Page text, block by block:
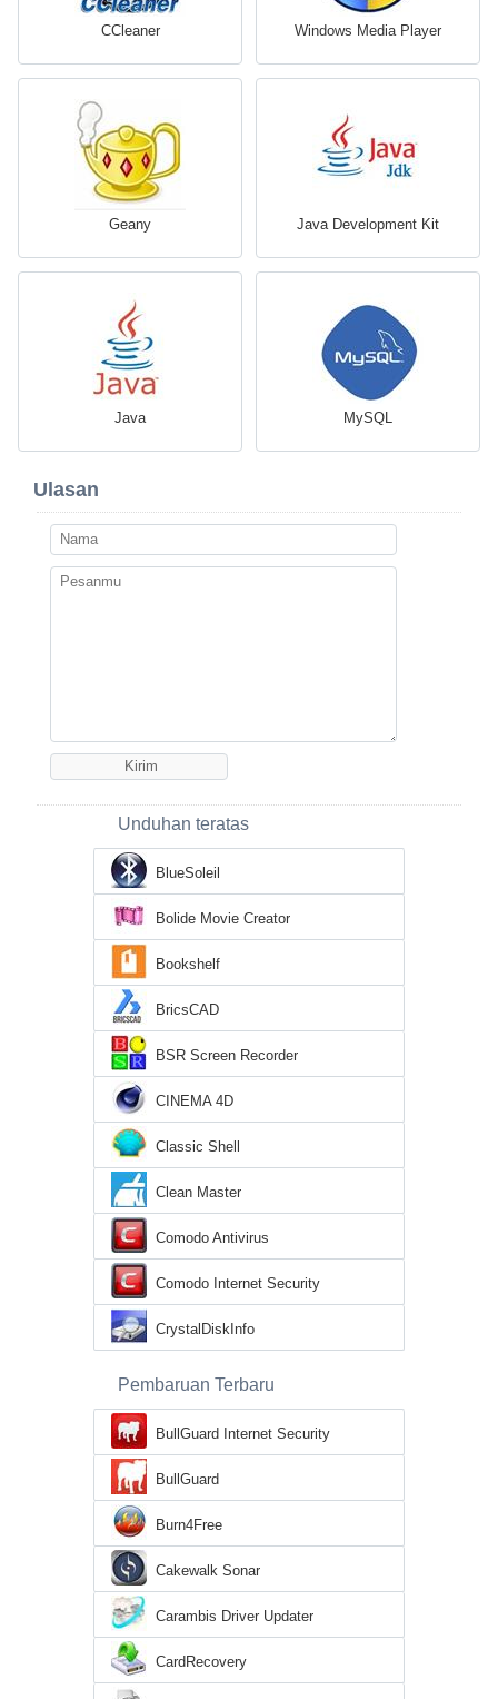
CCleaner Windows Media Player
Geany Java Development Kit
Java MySQL
Ulasan
Unduhan teratas
BlueSoleil
Bolide Movie Creator
Bookshelf
BricsCAD
BSR Screen Recorder
CINEMA 4D
Classic Shell
Clean Master
Comodo Antivirus
Comodo Internet Security
CrystalDiskInfo
Pembaruan Terbaru
BullGuard Internet Security
BullGuard
Burn4Free
Cakewalk Sonar
Carambis Driver Updater
CardRecovery